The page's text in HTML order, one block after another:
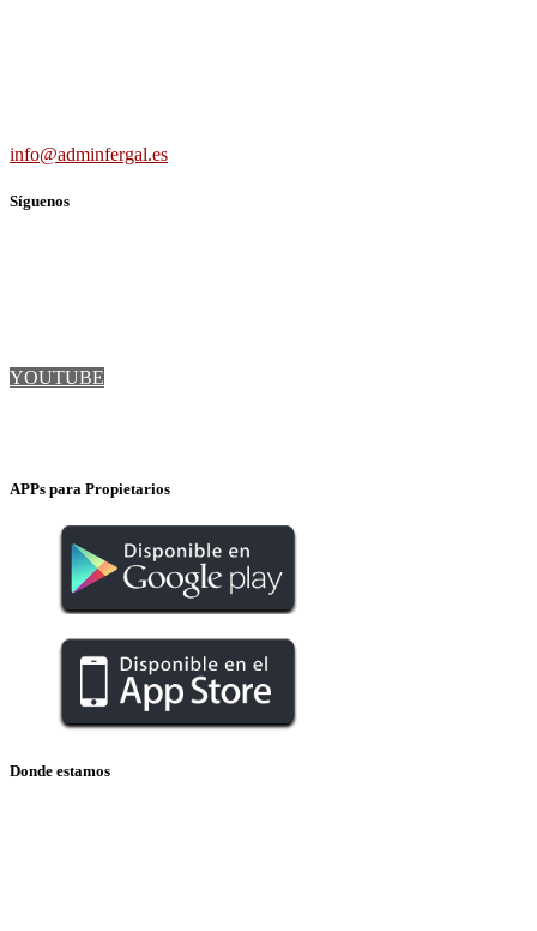
info@adminfergal.es
Síguenos
YOUTUBE
APPs para Propietarios
Donde estamos